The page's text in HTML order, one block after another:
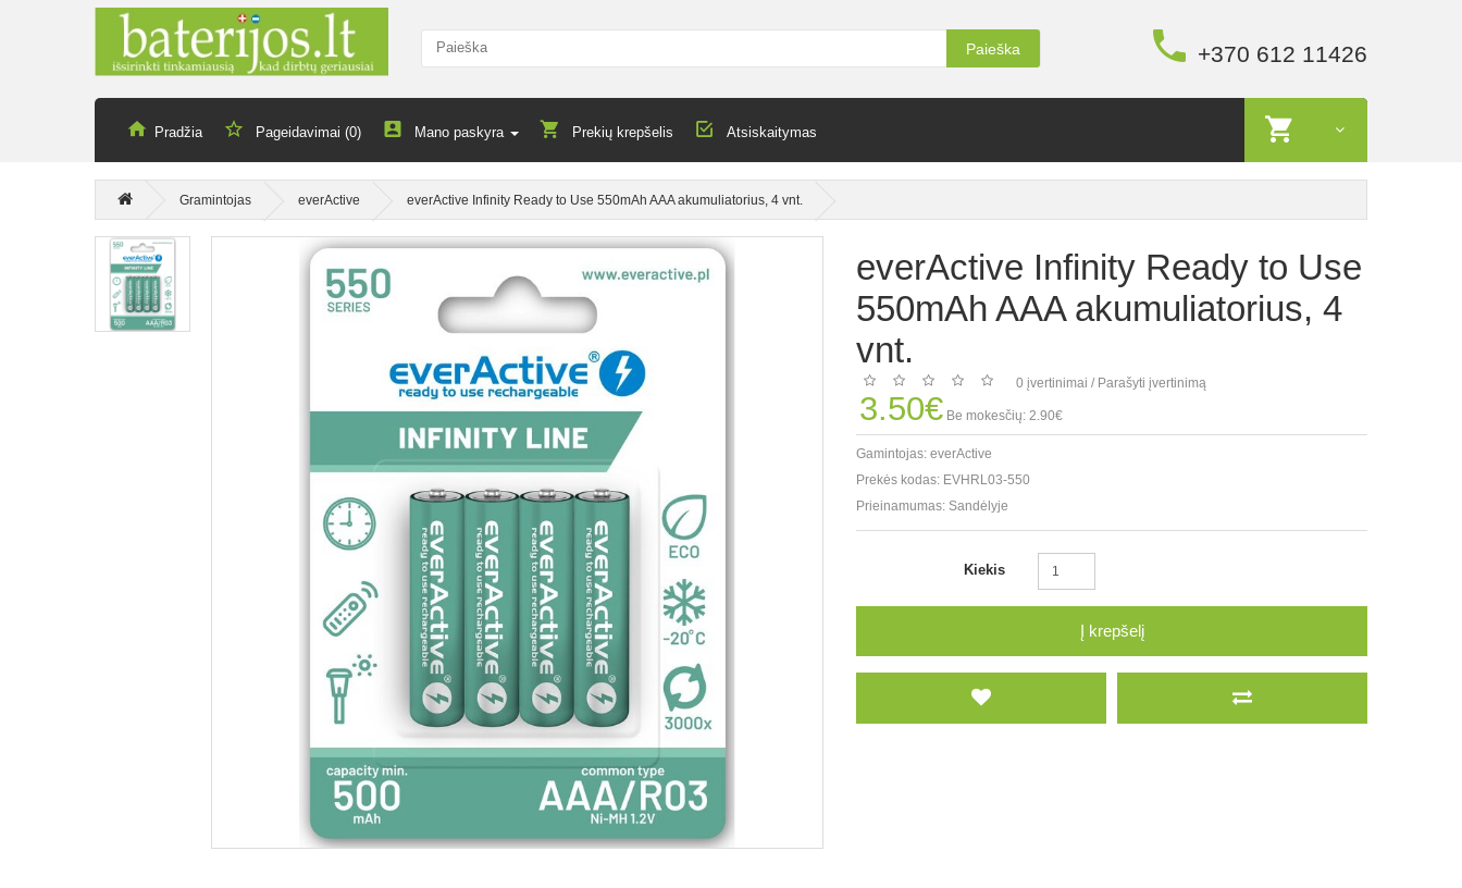
Paieška +370 612 11426
Pradžia Pageidavimai (0) Mano paskyra Prekių krepšelis Atsiskaitymas
Gramintojas everActive everActive Infinity Ready to Use 550mAh AAA akumuliatorius, 4 vnt.
everActive Infinity Ready to Use
550mAh AAA akumuliatorius, 4
vnt.
0 įvertinimai / Parašyti įvertinimą
3.50€ Be mokesčių: 2.90€
Gamintojas: everActive
Prekės kodas: EVHRL03-550
Prieinamumas: Sandėlyje
Kiekis
Į krepšelį